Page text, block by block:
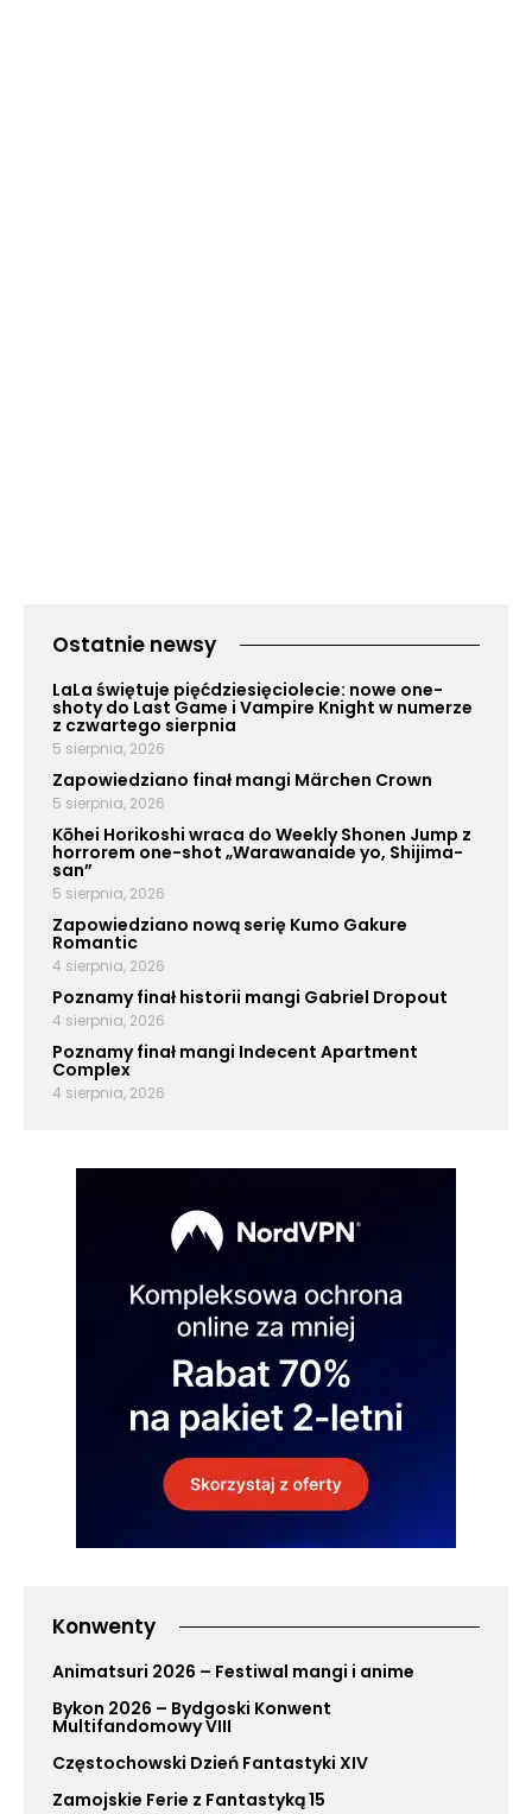
Ostatnie newsy
LaLa świętuje pięćdziesięciolecie: nowe one-
shoty do Last Game i Vampire Knight w numerze
z czwartego sierpnia
5 sierpnia, 2026
Zapowiedziano finał mangi Märchen Crown
5 sierpnia, 2026
Kōhei Horikoshi wraca do Weekly Shonen Jump z
horrorem one-shot „Warawanaide yo, Shijima-
san”
5 sierpnia, 2026
Zapowiedziano nową serię Kumo Gakure
Romantic
4 sierpnia, 2026
Poznamy finał historii mangi Gabriel Dropout
4 sierpnia, 2026
Poznamy finał mangi Indecent Apartment
Complex
4 sierpnia, 2026
Konwenty
Animatsuri 2026 – Festiwal mangi i anime
Bykon 2026 – Bydgoski Konwent
Multifandomowy VIII
Częstochowski Dzień Fantastyki XIV
Zamojskie Ferie z Fantastyką 15